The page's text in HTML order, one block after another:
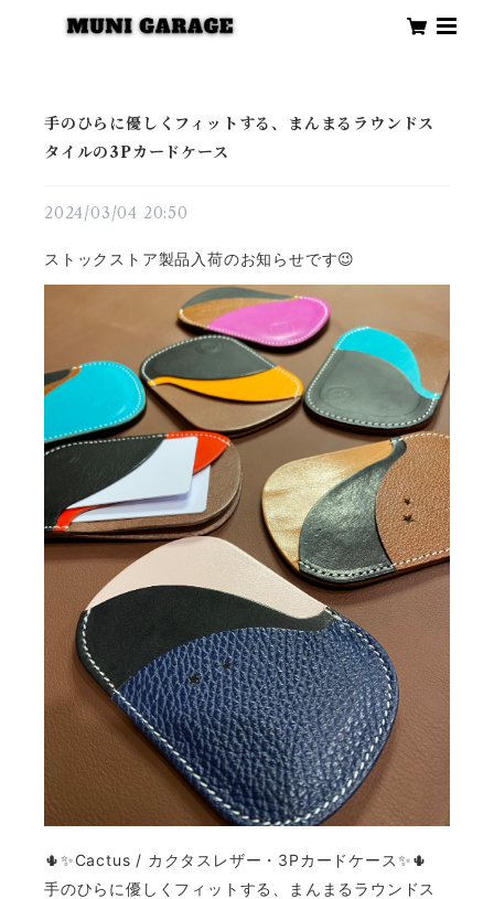
手のひらに優しくフィットする、まんまるラウンドス
タイルの3Pカードケース
2024/03/04 20:50
ストックストア製品入荷のお知らせです😉
🌵✨Cactus / カクタスレザー・3Pカードケース✨🌵
手のひらに優しくフィットする、まんまるラウンドス